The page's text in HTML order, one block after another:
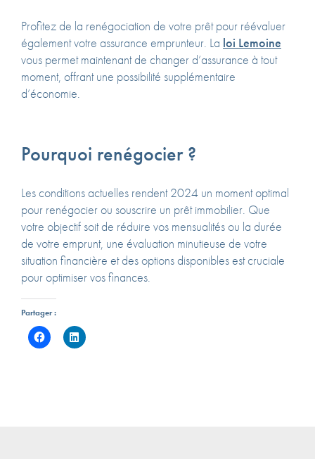
Profitez de la renégociation de votre prêt pour réévaluer
également votre assurance emprunteur. La loi Lemoine
vous permet maintenant de changer d’assurance à tout
moment, offrant une possibilité supplémentaire
d’économie.
Pourquoi renégocier ?
Les conditions actuelles rendent 2024 un moment optimal
pour renégocier ou souscrire un prêt immobilier. Que
votre objectif soit de réduire vos mensualités ou la durée
de votre emprunt, une évaluation minutieuse de votre
situation financière et des options disponibles est cruciale
pour optimiser vos finances.
Partager :